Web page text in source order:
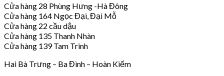
Cửa hàng 28 Phùng Hưng -Hà Đông
Cửa hàng 164 Ngọc Đại, Đại Mỗ
Cửa hàng 22 cầu dậu
Cửa hàng 135 Thanh Nhàn
Cửa hàng 139 Tam Trinh
Hai Bà Trưng – Ba Đình – Hoàn Kiếm